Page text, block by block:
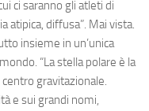
ci saranno gli atleti di
atipica, diffusa”. Mai vista.
insieme in un’unica
“La stella polare è la
gravitazionale.
e sui grandi nomi,